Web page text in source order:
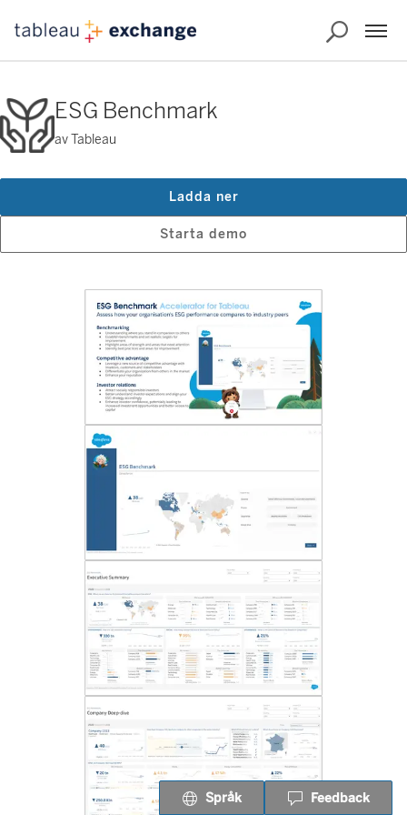
ESG Benchmark
av Tableau
Starta demo
Ladda ner
Språk Feedback